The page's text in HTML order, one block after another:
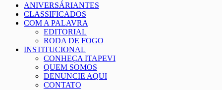
ANIVERSÁRIANTES
CLASSIFICADOS
COM A PALAVRA
EDITORIAL
RODA DE FOGO
INSTITUCIONAL
CONHEÇA ITAPEVI
QUEM SOMOS
DENUNCIE AQUI
CONTATO